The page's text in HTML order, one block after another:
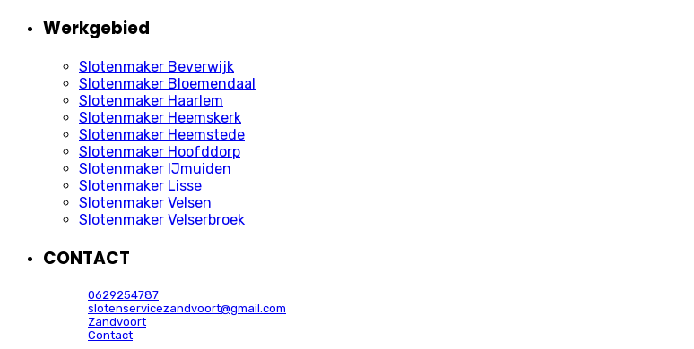
Werkgebied
Slotenmaker Beverwijk
Slotenmaker Bloemendaal
Slotenmaker Haarlem
Slotenmaker Heemskerk
Slotenmaker Heemstede
Slotenmaker Hoofddorp
Slotenmaker IJmuiden
Slotenmaker Lisse
Slotenmaker Velsen
Slotenmaker Velserbroek
CONTACT
0629254787
slotenservicezandvoort@gmail.com
Zandvoort
Contact